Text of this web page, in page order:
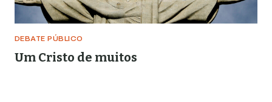
DEBATE PÚBLICO
Um Cristo de muitos